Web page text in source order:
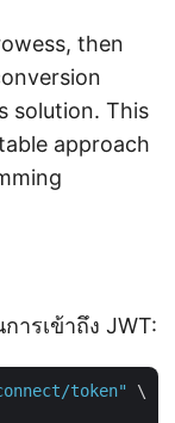
then
solution. This
approach
ารเข้าถึง JWT:
token"
\